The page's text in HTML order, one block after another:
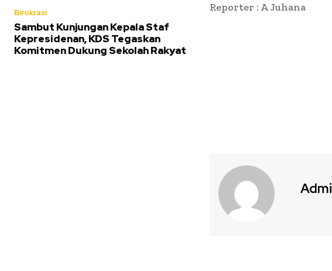
Birokrasi
Sambut Kunjungan Kepala Staf
Kepresidenan, KDS Tegaskan
Komitmen Dukung Sekolah Rakyat
Reporter : A Juhana